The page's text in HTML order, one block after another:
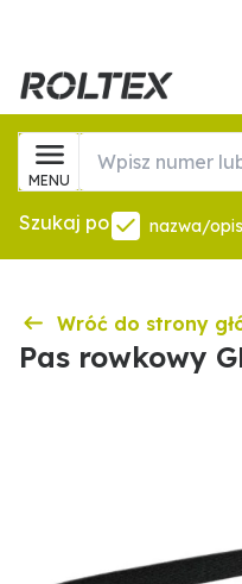
MENU
Szukaj po nazwa/opis
Wróć do strony
Pas rowkowy